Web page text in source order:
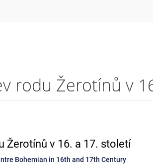
rodu Žerotínů v
Žerotínů v 16. a 17. století
Bohemian in 16th and 17th Century